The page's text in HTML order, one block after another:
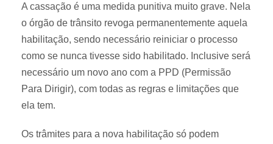
A cassação é uma medida punitiva muito grave. Nela
o órgão de trânsito revoga permanentemente aquela
habilitação, sendo necessário reiniciar o processo
como se nunca tivesse sido habilitado. Inclusive será
necessário um novo ano com a PPD (Permissão
Para Dirigir), com todas as regras e limitações que
ela tem.
Os trâmites para a nova habilitação só podem